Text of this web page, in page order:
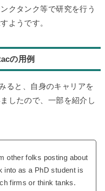
クタンク等で研究を行う
ようです。
の用例
ると、自身のキャリアを
したので、一部を紹介し
other folks posting about
into as a PhD student is
firms or think tanks.